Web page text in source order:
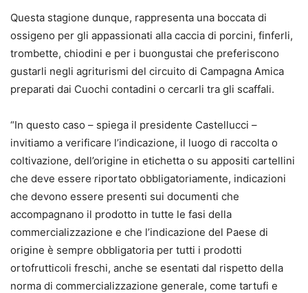
Questa stagione dunque, rappresenta una boccata di
ossigeno per gli appassionati alla caccia di porcini, finferli,
trombette, chiodini e per i buongustai che preferiscono
gustarli negli agriturismi del circuito di Campagna Amica
preparati dai Cuochi contadini o cercarli tra gli scaffali.
“In questo caso – spiega il presidente Castellucci –
invitiamo a verificare l’indicazione, il luogo di raccolta o
coltivazione, dell’origine in etichetta o su appositi cartellini
che deve essere riportato obbligatoriamente, indicazioni
che devono essere presenti sui documenti che
accompagnano il prodotto in tutte le fasi della
commercializzazione e che l’indicazione del Paese di
origine è sempre obbligatoria per tutti i prodotti
ortofrutticoli freschi, anche se esentati dal rispetto della
norma di commercializzazione generale, come tartufi e